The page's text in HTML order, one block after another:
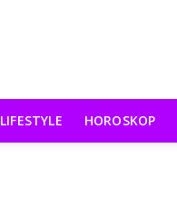
LIFESTYLE HOROSKOP